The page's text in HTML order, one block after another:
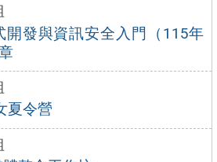
開發與資訊安全入門（115年
夏令營